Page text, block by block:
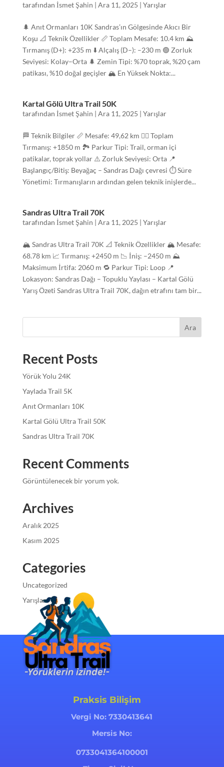
tarafından İsmet Şahin | Ara 11, 2025 | Yarışlar
🌲 Anıt Ormanları 10K Sandras’ın Gölgesinde Akıcı Bir
Koşu 📐 Teknik Özellikler 📏 Toplam Mesafe: 10.4 km ⛰️
Tırmanış (D+): +235 m ⬇️ Alçalış (D–): –230 m 🟢 Zorluk
Seviyesi: Kolay–Orta 🌲 Zemin Tipi: %70 toprak, %20 çam
patikası, %10 doğal geçişler 🏔️ En Yüksek Nokta:...
Kartal Gölü Ultra Trail 50K
tarafından İsmet Şahin | Ara 11, 2025 | Yarışlar
🏁 Teknik Bilgiler 📏 Mesafe: 49,62 km 🧗‍♂️ Toplam
Tırmanış: +1850 m 🏞 Parkur Tipi: Trail, orman içi
patikalar, toprak yollar ⚠️ Zorluk Seviyesi: Orta 📍
Başlangıç/Bitiş: Beyağaç – Sandras Dağı çevresi ⏱ Süre
Yönetimi: Tırmanışların ardından gelen teknik inişlerde...
Sandras Ultra Trail 70K
tarafından İsmet Şahin | Ara 11, 2025 | Yarışlar
🏔️ Sandras Ultra Trail 70K 📐 Teknik Özellikler 🏔️ Mesafe:
68.78 km 📈 Tırmanış: +2450 m 📉 İniş: –2450 m ⛰️
Maksimum İrtifa: 2060 m 🔁 Parkur Tipi: Loop 📍
Lokasyon: Sandras Dağı – Topuklu Yaylası – Kartal Gölü
Yarış Özeti Sandras Ultra Trail 70K, dağın etrafını tam bir...
Ara
Recent Posts
Yörük Yolu 24K
Yaylada Trail 5K
Anıt Ormanları 10K
Kartal Gölü Ultra Trail 50K
Sandras Ultra Trail 70K
Recent Comments
Görüntülenecek bir yorum yok.
Archives
Aralık 2025
Kasım 2025
Categories
Uncategorized
Yarışlar
Praksis Bilişim
Vergi No: 7330413641
Mersis No:
0733041364100001